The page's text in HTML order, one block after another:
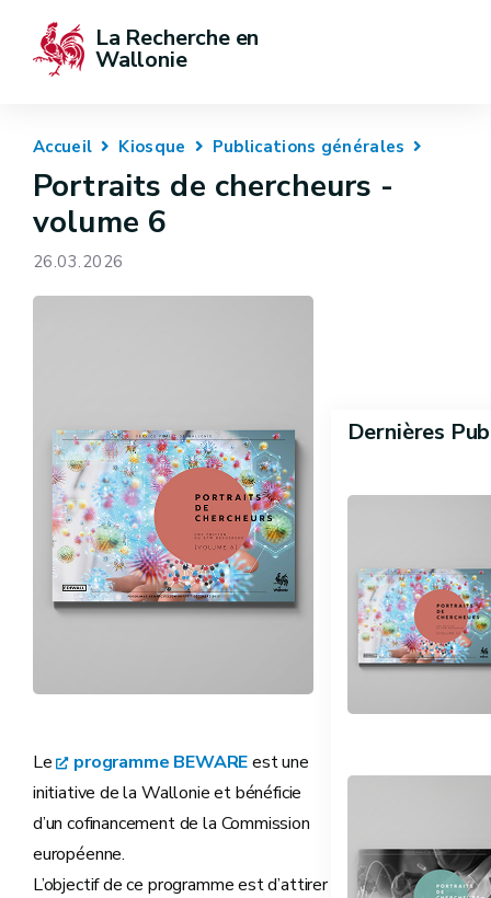
La Recherche en
Wallonie
Accueil Kiosque Publications générales
Portraits de chercheurs -
volume 6
26.03.2026
Le programme BEWAREest une
initiative de la Wallonie et bénéficie
d’un ­cofinancement de la Commission
européenne.
L’objectif de ce programme est d’attirer
Dernières